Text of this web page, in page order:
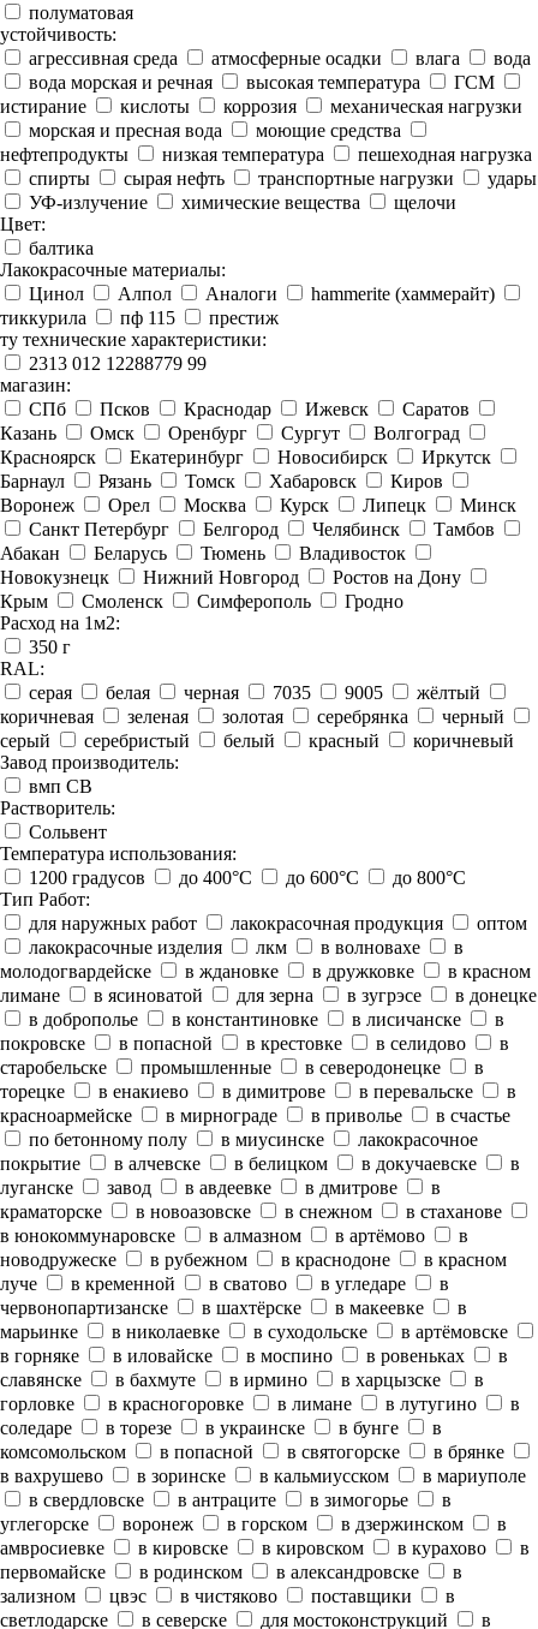
полуматовая
устойчивость:
агрессивная среда
атмосферные осадки влага
вода
вода морская и речная
высокая температура
ГСМ
истирание
кислоты коррозия
механическая нагрузки
морская и пресная вода
моющие средства
нефтепродукты
низкая температура
пешеходная нагрузка
спирты
сырая нефть транспортные нагрузки
удары
УФ-излучение
химические вещества
щелочи
Цвет:
балтика
Лакокрасочные материалы:
Цинол
Алпол Аналоги
hammerite (хаммерайт)
тиккурила
пф 115
престиж
ту технические характеристики:
2313 012 12288779 99
магазин:
СПб
Псков Краснодар Ижевск
Саратов
Казань
Омск Оренбург Сургут
Волгоград
Красноярск
Екатеринбург Новосибирск
Иркутск
Барнаул
Рязань Томск Хабаровск
Киров
Воронеж
Орел Москва Курск Липецк
Минск
Санкт Петербург
Белгород Челябинск
Тамбов
Абакан
Беларусь Тюмень
Владивосток
Новокузнецк
Нижний Новгород
Ростов на Дону
Крым
Смоленск Симферополь
Гродно
Расход на 1м2:
350 г
RAL:
серая
белая черная 7035 9005
жёлтый
коричневая
зеленая золотая серебрянка
черный
серый
серебристый белый красный
коричневый
Завод производитель:
вмп СВ
Растворитель:
Сольвент
Температура использования:
1200 градусов
до 400°C до 600°C
до 800°C
Тип Работ:
для наружных работ
лакокрасочная продукция
оптом
лакокрасочные изделия
лкм в волновахе
в
молодогвардейске
в ждановке в дружковке
в красном
лимане
в ясиноватой для зерна в зугрэсе
в донецке
в доброполье
в константиновке в лисичанске
в
покровске
в попасной в крестовке в селидово
в
старобельске
промышленные в северодонецке
в
торецке
в енакиево в димитрове в перевальске
в
красноармейске
в мирнограде в приволье
в счастье
по бетонному полу
в миусинске
лакокрасочное
покрытие
в алчевске в белицком в докучаевске
в
луганске
завод в авдеевке в дмитрове
в
краматорске
в новоазовске в снежном
в стаханове
в юнокоммунаровске
в алмазном в артёмово
в
новодружеске
в рубежном в краснодоне
в красном
луче
в кременной в сватово в угледаре
в
червонопартизанске
в шахтёрске в макеевке
в
марьинке
в николаевке в суходольске
в артёмовске
в горняке
в иловайске в моспино в ровеньках
в
славянске
в бахмуте в ирмино в харцызске
в
горловке
в красногоровке в лимане в лутугино
в
соледаре
в торезе в украинске в бунге
в
комсомольском
в попасной в святогорске
в брянке
в вахрушево
в зоринске в кальмиусском
в мариуполе
в свердловске
в антраците в зимогорье
в
углегорске
воронеж в горском в дзержинском
в
амвросиевке
в кировске в кировском в курахово
в
первомайске
в родинском в александровске
в
зализном
цвэс в чистяково поставщики
в
светлодарске
в северске для мостоконструкций в